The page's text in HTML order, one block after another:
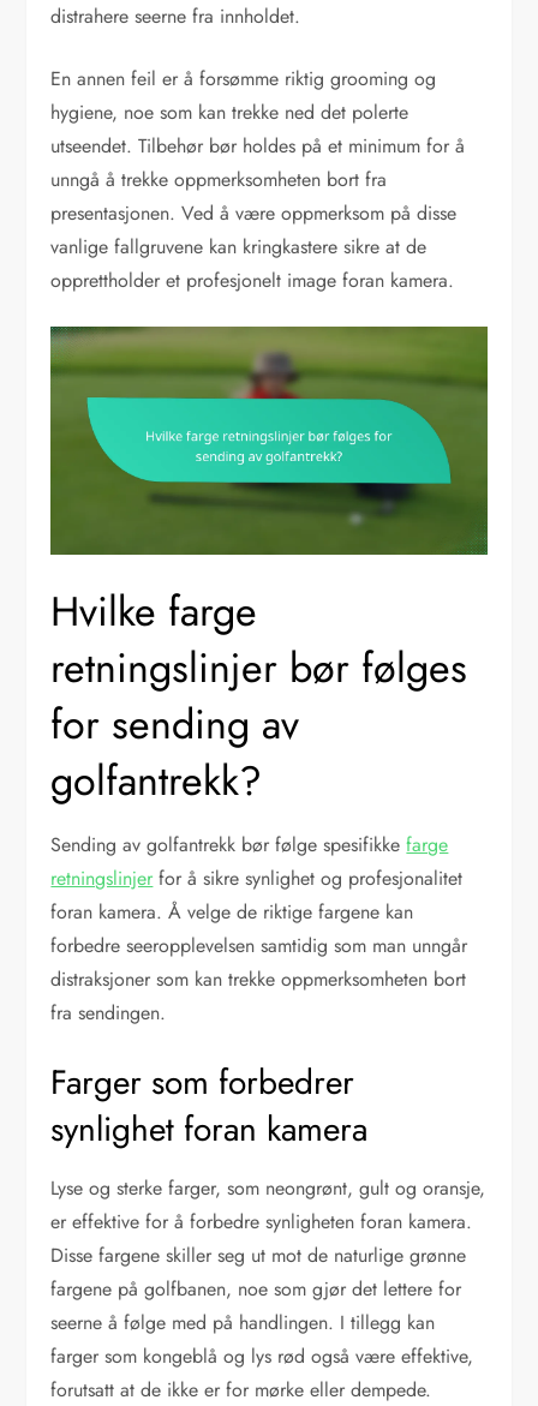
distrahere seerne fra innholdet.
En annen feil er å forsømme riktig grooming og
hygiene, noe som kan trekke ned det polerte
utseendet. Tilbehør bør holdes på et minimum for å
unngå å trekke oppmerksomheten bort fra
presentasjonen. Ved å være oppmerksom på disse
vanlige fallgruvene kan kringkastere sikre at de
opprettholder et profesjonelt image foran kamera.
Hvilke farge
retningslinjer bør følges
for sending av
golfantrekk?
Sending av golfantrekk bør følge spesifikkefarge
retningslinjer for å sikre synlighet og profesjonalitet
foran kamera. Å velge de riktige fargene kan
forbedre seeropplevelsen samtidig som man unngår
distraksjoner som kan trekke oppmerksomheten bort
fra sendingen.
Farger som forbedrer
synlighet foran kamera
Lyse og sterke farger, som neongrønt, gult og oransje,
er effektive for å forbedre synligheten foran kamera.
Disse fargene skiller seg ut mot de naturlige grønne
fargene på golfbanen, noe som gjør det lettere for
seerne å følge med på handlingen. I tillegg kan
farger som kongeblå og lys rød også være effektive,
forutsatt at de ikke er for mørke eller dempede.